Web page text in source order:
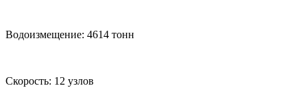
Водоизмещение: 4614 тонн
Скорость: 12 узлов